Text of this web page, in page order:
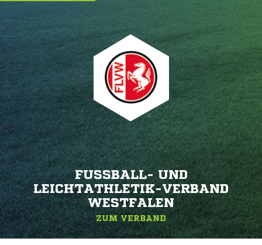
FUSSBALL- UND L
EICHTATHLETIK-VERBAND W
ESTFALEN
ZUM VERBAND